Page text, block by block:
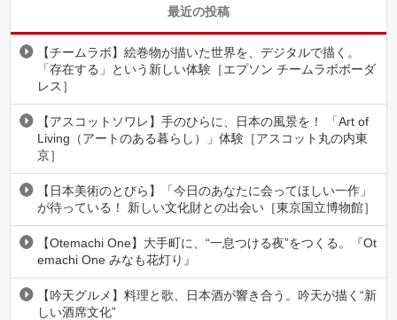
最近の投稿
【チームラボ】絵巻物が描いた世界を、デジタルで描く。
「存在する」という新しい体験［エプソン チームラボボーダ
レス］
【アスコットソワレ】手のひらに、日本の風景を！ 「Art of
Living（アートのある暮らし）」体験［アスコット丸の内東
京］
【日本美術のとびら】「今日のあなたに会ってほしい一作」
が待っている！ 新しい文化財との出会い［東京国立博物館］
【Otemachi One】大手町に、“一息つける夜”をつくる。『Ot
emachi One みなも花灯り』
【吟天グルメ】料理と歌、日本酒が響き合う。吟天が描く“新
しい酒席文化”